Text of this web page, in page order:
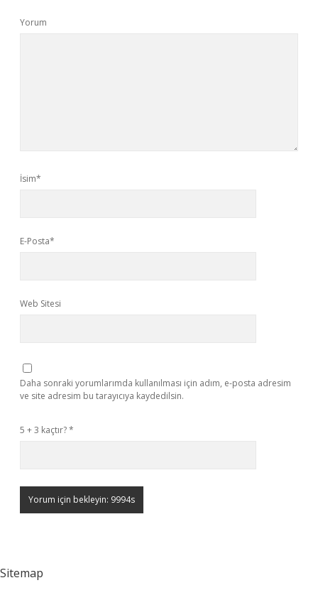
Yorum
İsim*
E-Posta*
Web Sitesi
Daha sonraki yorumlarımda kullanılması için adım, e-posta adresim
ve site adresim bu tarayıcıya kaydedilsin.
5 + 3 kaçtır?*
Sitemap